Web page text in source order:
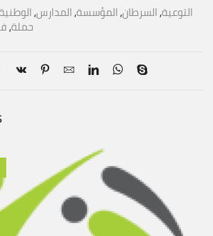
التوعية,السرطان,المؤسسة,المدارس,
حملة,